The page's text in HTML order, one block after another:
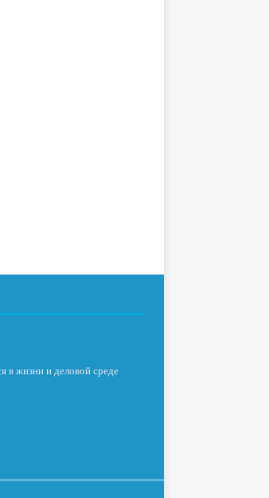
в жизни и деловой среде